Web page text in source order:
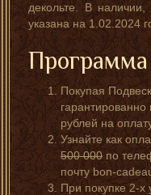
декольте. В
указана на 1.02.2024
Покупая
рублей на
Узнайте как
500 000по
почту bon-
При покупке 2-х